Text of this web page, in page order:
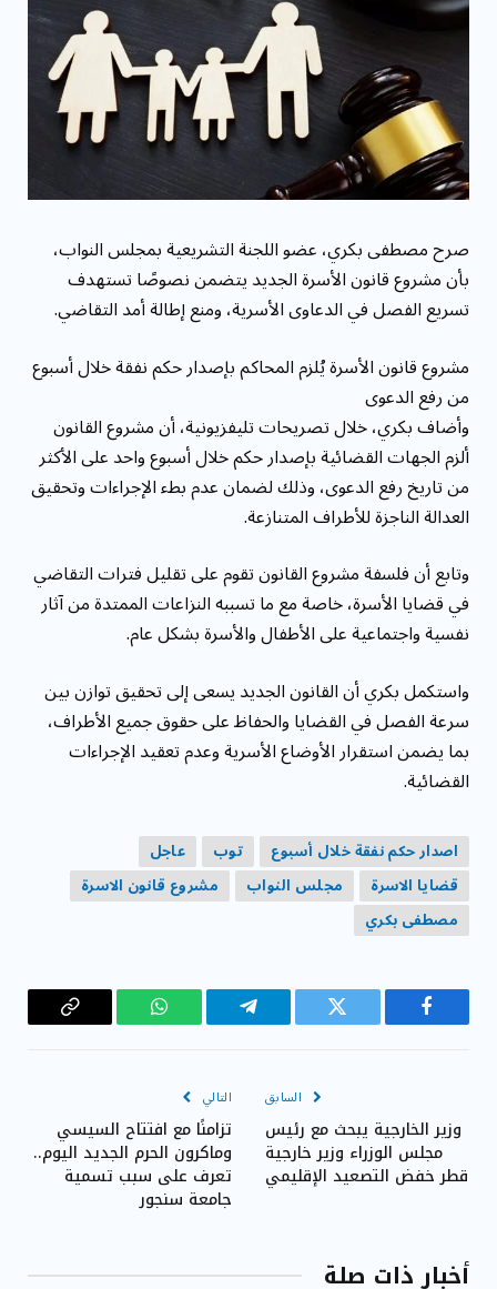
صرح مصطفى بكري، عضو اللجنة التشريعية بمجلس النواب،
بأن مشروع قانون الأسرة الجديد يتضمن نصوصًا تستهدف
تسريع الفصل في الدعاوى الأسرية، ومنع إطالة أمد التقاضي.
مشروع قانون الأسرة يُلزم المحاكم بإصدار حكم نفقة خلال أسبوع
من رفع الدعوى
وأضاف بكري، خلال تصريحات تليفزيونية، أن مشروع القانون
ألزم الجهات القضائية بإصدار حكم خلال أسبوع واحد على الأكثر
من تاريخ رفع الدعوى، وذلك لضمان عدم بطء الإجراءات وتحقيق
العدالة الناجزة للأطراف المتنازعة.
وتابع أن فلسفة مشروع القانون تقوم على تقليل فترات التقاضي
في قضايا الأسرة، خاصة مع ما تسببه النزاعات الممتدة من آثار
نفسية واجتماعية على الأطفال والأسرة بشكل عام.
واستكمل بكري أن القانون الجديد يسعى إلى تحقيق توازن بين
سرعة الفصل في القضايا والحفاظ على حقوق جميع الأطراف،
بما يضمن استقرار الأوضاع الأسرية وعدم تعقيد الإجراءات
القضائية.
اصدار حكم نفقة خلال أسبوع توب
عاجل
قضايا الاسرة
مجلس النواب
مشروع قانون الاسرة
مصطفى بكري
فيسبوك تويتر تيلقرام واتساب
Copy
السابق
وزير الخارجية يبحث مع رئيس
مجلس الوزراء وزير خارجية
قطر خفض التصعيد الإقليمي
التالي
تزامنًا مع افتتاح السيسي
وماكرون الحرم الجديد اليوم..
تعرف على سبب تسمية
جامعة سنجور
أخبار ذات صلة